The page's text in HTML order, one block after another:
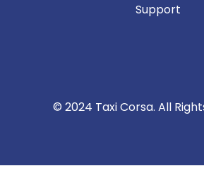
Support
© 2024 Taxi Corsa. All